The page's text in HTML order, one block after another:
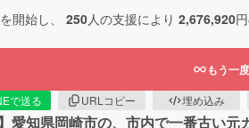
開始し、 250人の支援により 2,676,920
もう一
で送る URLコピー 埋め込み
愛知県岡崎市の、市内で一番古い